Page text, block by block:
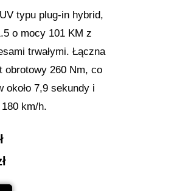
typu plug-in hybrid,
o mocy 101 KM z
trwałymi. Łączna
obrotowy 260 Nm, co
około 7,9 sekundy i
km/h.